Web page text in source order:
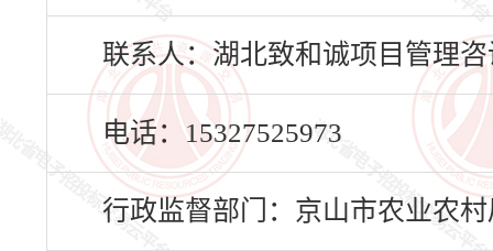
联系人：湖北致和诚项目管理
电话：15327525973
行政监督部门：京山市农业农